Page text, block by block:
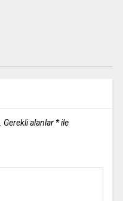
Gerekli alanlar *ile